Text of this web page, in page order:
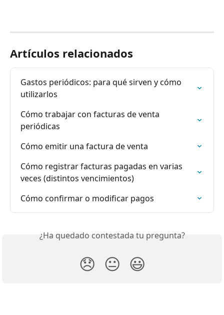
Artículos relacionados
Gastos periódicos: para qué sirven y cómo
utilizarlos
Cómo trabajar con facturas de venta
periódicas
Cómo emitir una factura de venta
Cómo registrar facturas pagadas en varias
veces (distintos vencimientos)
Cómo confirmar o modificar pagos
¿Ha quedado contestada tu pregunta?
😞 😐 😃